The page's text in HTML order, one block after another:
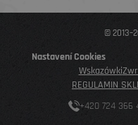
©
Nastavení Cookies
Wskazówki
REGULAMIN
+420 724 366